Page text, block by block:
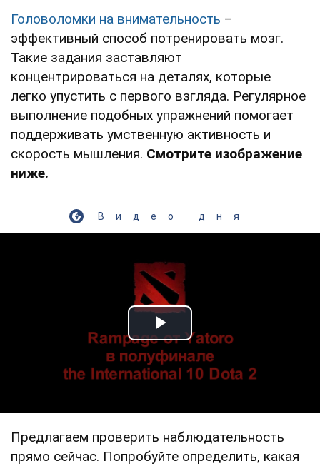
Головоломки на внимательность –
эффективный способ потренировать мозг.
Такие задания заставляют
концентрироваться на деталях, которые
легко упустить с первого взгляда. Регулярное
выполнение подобных упражнений помогает
поддерживать умственную активность и
скорость мышления. Смотрите изображение
ниже.
Видео дня
Play Video
Предлагаем проверить наблюдательность
прямо сейчас. Попробуйте определить, какая